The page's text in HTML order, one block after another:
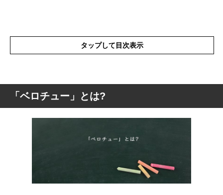
タップして目次表示
「ベロチュー」とは?
「ベロチュー」とは?